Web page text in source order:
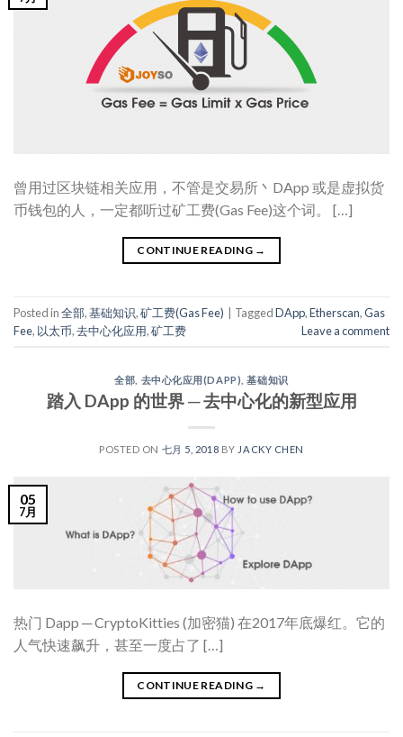
曾用过区块链相关应用，不管是交易所丶DApp 或是虚拟货
币钱包的人，一定都听过矿工费(Gas Fee)这个词。 […]
CONTINUE READING →
Posted in全部,基础知识,矿工费(Gas Fee) | TaggedDApp,Etherscan,Gas
Fee, 以太币,去中心化应用,矿工费 Leave a comment
全部 去中心化应用(DAPP) ,基础知识
踏入 DApp 的世界 ─ 去中心化的新型应用
POSTED ON 七月 5, 2018 BY JACKY CHEN
05
7月
热门 Dapp ─ CryptoKitties (加密猫) 在2017年底爆红。它的
人气快速飙升，甚至一度占了 […]
CONTINUE READING →